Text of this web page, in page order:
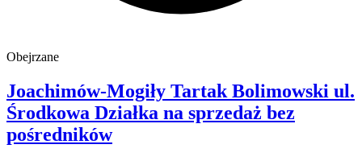
Obejrzane
Joachimów-Mogiły Tartak Bolimowski ul.
Środkowa Działka na sprzedaż bez
pośredników